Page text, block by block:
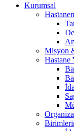
Kurumsal
Misyon
Hastane